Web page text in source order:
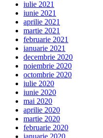
iulie 2021
iunie 2021
aprilie 2021
martie 2021
februarie 2021
ianuarie 2021
decembrie 2020
noiembrie 2020
octombrie 2020
iulie 2020
iunie 2020
mai 2020
aprilie 2020
martie 2020
februarie 2020
ianuarie 2020